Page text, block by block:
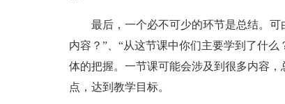
最后，一个必不可少的环节是总结。可
内容？”、“从这节课中你们主要学到了什
体的把握。一节课可能会涉及到很多内容
点，达到教学目标。